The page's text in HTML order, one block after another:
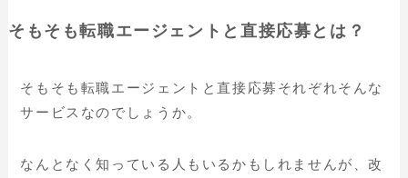
そもそも転職エージェントと直接応募とは？
そもそも転職エージェントと直接応募それぞれそんな
サービスなのでしょうか。
なんとなく知っている人もいるかもしれませんが、改